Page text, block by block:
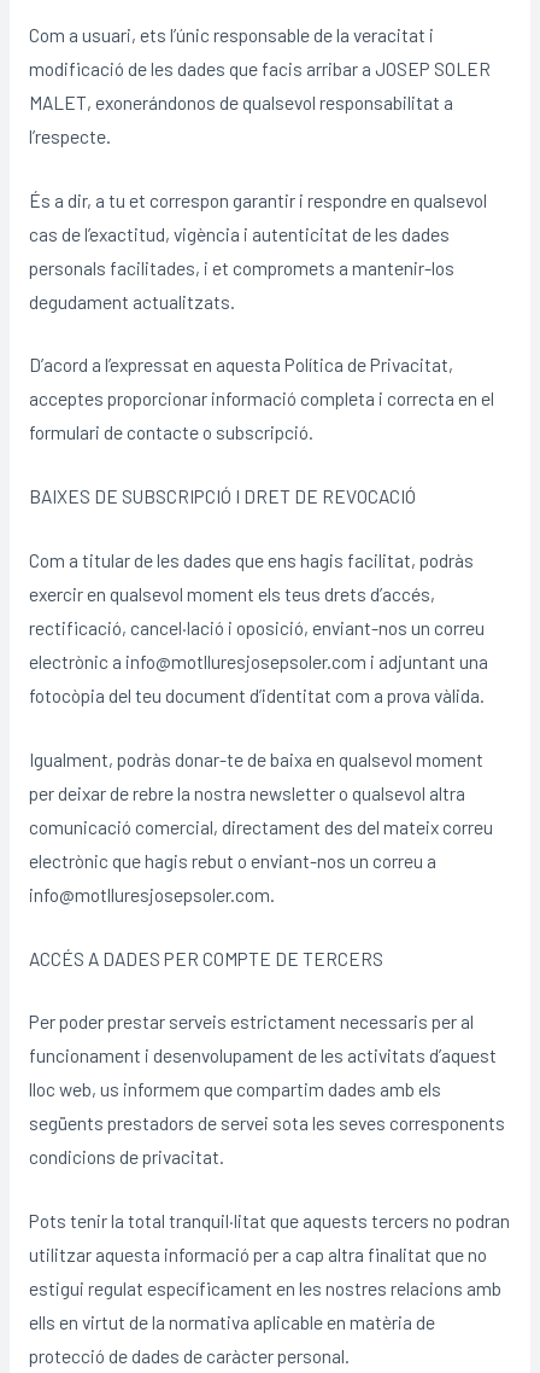
Com a usuari, ets l’únic responsable de la veracitat i
modificació de les dades que facis arribar a JOSEP SOLER
MALET, exonerándonos de qualsevol responsabilitat a
l’respecte.
És a dir, a tu et correspon garantir i respondre en qualsevol
cas de l’exactitud, vigència i autenticitat de les dades
personals facilitades, i et compromets a mantenir-los
degudament actualitzats.
D’acord a l’expressat en aquesta Política de Privacitat,
acceptes proporcionar informació completa i correcta en el
formulari de contacte o subscripció.
BAIXES DE SUBSCRIPCIÓ I DRET DE REVOCACIÓ
Com a titular de les dades que ens hagis facilitat, podràs
exercir en qualsevol moment els teus drets d’accés,
rectificació, cancel·lació i oposició, enviant-nos un correu
electrònic a info@motlluresjosepsoler.com i adjuntant una
fotocòpia del teu document d’identitat com a prova vàlida.
Igualment, podràs donar-te de baixa en qualsevol moment
per deixar de rebre la nostra newsletter o qualsevol altra
comunicació comercial, directament des del mateix correu
electrònic que hagis rebut o enviant-nos un correu a
info@motlluresjosepsoler.com.
ACCÉS A DADES PER COMPTE DE TERCERS
Per poder prestar serveis estrictament necessaris per al
funcionament i desenvolupament de les activitats d’aquest
lloc web, us informem que compartim dades amb els
següents prestadors de servei sota les seves corresponents
condicions de privacitat.
Pots tenir la total tranquil·litat que aquests tercers no podran
utilitzar aquesta informació per a cap altra finalitat que no
estigui regulat específicament en les nostres relacions amb
ells en virtut de la normativa aplicable en matèria de
protecció de dades de caràcter personal.